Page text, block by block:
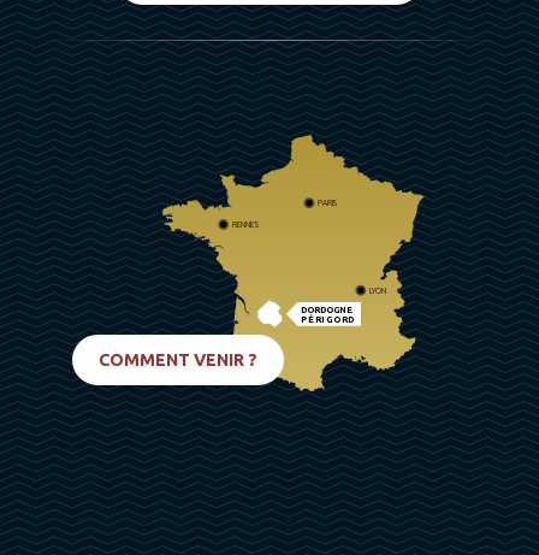
DORDOGNE
PÉRIGORD
PARIS
RENNES
LYON
COMMENT VENIR ?